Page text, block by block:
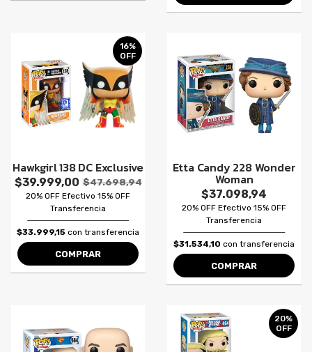
16%
OFF
Hawkgirl 138 DC Exclusive
$39.999,00 $47.698,94
20% OFF Efectivo 15% OFF
Transferencia
$33.999,15 con transferencia
COMPRAR
Etta Candy 228 Wonder
Woman
$37.098,94
20% OFF Efectivo 15% OFF
Transferencia
$31.534,10 con transferencia
COMPRAR
20%
OFF